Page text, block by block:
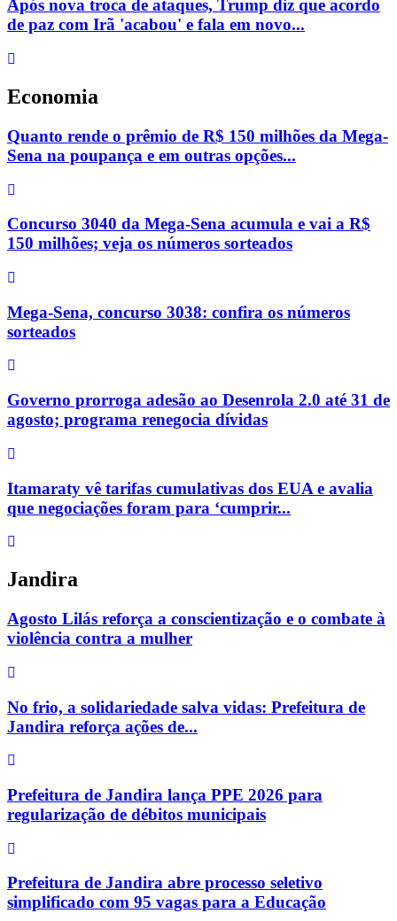
Após nova troca de ataques, Trump diz que acordo
de paz com Irã 'acabou' e fala em novo...
Economia
Quanto rende o prêmio de R$ 150 milhões da Mega-
Sena na poupança e em outras opções...
Concurso 3040 da Mega-Sena acumula e vai a R$
150 milhões; veja os números sorteados
Mega-Sena, concurso 3038: confira os números
sorteados
Governo prorroga adesão ao Desenrola 2.0 até 31 de
agosto; programa renegocia dívidas
Itamaraty vê tarifas cumulativas dos EUA e avalia
que negociações foram para ‘cumprir...
Jandira
Agosto Lilás reforça a conscientização e o combate à
violência contra a mulher
No frio, a solidariedade salva vidas: Prefeitura de
Jandira reforça ações de...
Prefeitura de Jandira lança PPE 2026 para
regularização de débitos municipais
Prefeitura de Jandira abre processo seletivo
simplificado com 95 vagas para a Educação